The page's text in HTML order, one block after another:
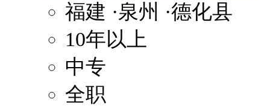
福建 ·泉州 ·德化县
10年以上
中专
全职